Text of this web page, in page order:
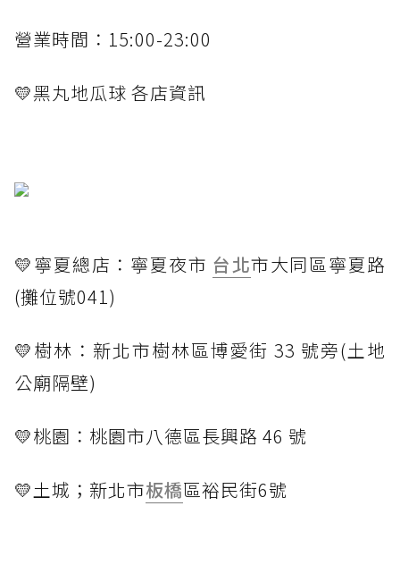
營業時間：15:00-23:00
💛黑丸地瓜球 各店資訊
💛寧夏總店：寧夏夜市 台北市大同區寧夏路
(攤位號041)
💛樹林：新北市樹林區博愛街 33 號旁(土地
公廟隔壁)
💛桃園：桃園市八德區長興路 46 號
💛土城；新北市板橋區裕民街6號